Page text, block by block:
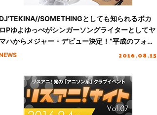
SOMETHINGとしても知られるボカ
ロPゆよゆっぺがシンガーソングライターとしてヤ
マハからメジャー・デビュー決定！”平成のフォー
ソング” をアンプラグドで唄う！！
2016.08.15